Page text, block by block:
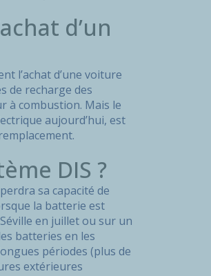
d’un
l’achat d’une voiture
de recharge des
à combustion. Mais le
aujourd’hui, est
DIS ?
sa capacité de
la batterie est
en juillet ou sur un
batteries en les
périodes (plus de
extérieures